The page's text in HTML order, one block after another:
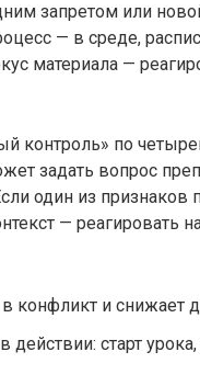
запретом или
— в среде,
материала —
контроль» по
задать вопрос
один из признаков
— реагировать
конфликт и снижает
старт урока,